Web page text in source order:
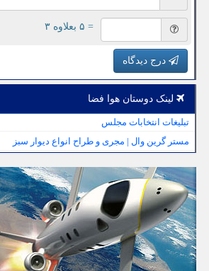
= ۵ بعلاوه ۳
درج دیدگاه
لینک دوستان هوا فضا
تبلیغات انتخابات مجلس
مستر گرین وال | مجری و طراح انواع دیوار سبز